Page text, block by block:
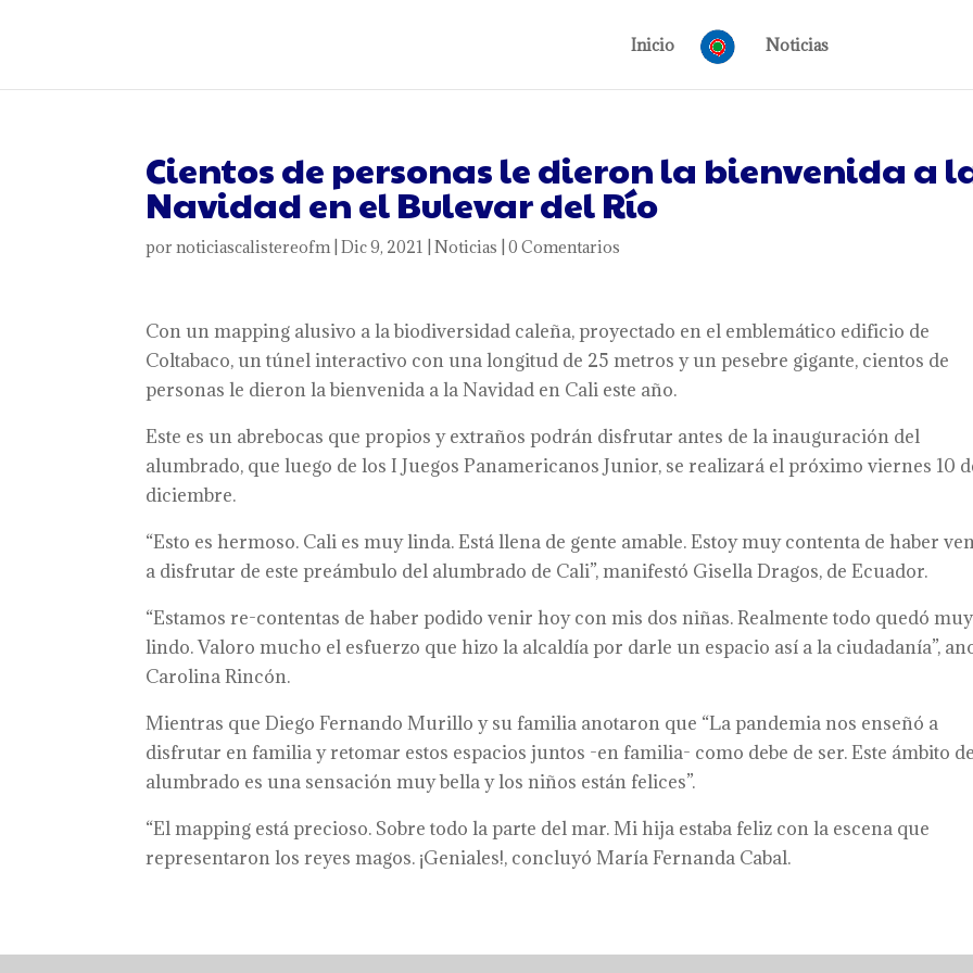
Inicio Noticias
Cientos de personas le dieron la bienvenida a
Navidad en el Bulevar del Río
pornoticiascalistereofm|Dic 9, 2021 |Noticias |0 Comentarios
Con un mapping alusivo a la biodiversidad caleña, proyectado en el emblemático edificio de
Coltabaco, un túnel interactivo con una longitud de 25 metros y un pesebre gigante, cientos de
personas le dieron la bienvenida a la Navidad en Cali este año.
Este es un abrebocas que propios y extraños podrán disfrutar antes de la inauguración del
alumbrado, que luego de los I Juegos Panamericanos Junior, se realizará el próximo viernes 10
diciembre.
“Esto es hermoso. Cali es muy linda. Está llena de gente amable. Estoy muy contenta de haber
a disfrutar de este preámbulo del alumbrado de Cali”, manifestó Gisella Dragos, de Ecuador.
“Estamos re-contentas de haber podido venir hoy con mis dos niñas. Realmente todo quedó muy
lindo. Valoro mucho el esfuerzo que hizo la alcaldía por darle un espacio así a la ciudadanía”,
Carolina Rincón.
Mientras que Diego Fernando Murillo y su familia anotaron que “La pandemia nos enseñó a
disfrutar en familia y retomar estos espacios juntos -en familia- como debe de ser. Este ámbito
alumbrado es una sensación muy bella y los niños están felices”.
“El mapping está precioso. Sobre todo la parte del mar. Mi hija estaba feliz con la escena que
representaron los reyes magos. ¡Geniales!, concluyó María Fernanda Cabal.